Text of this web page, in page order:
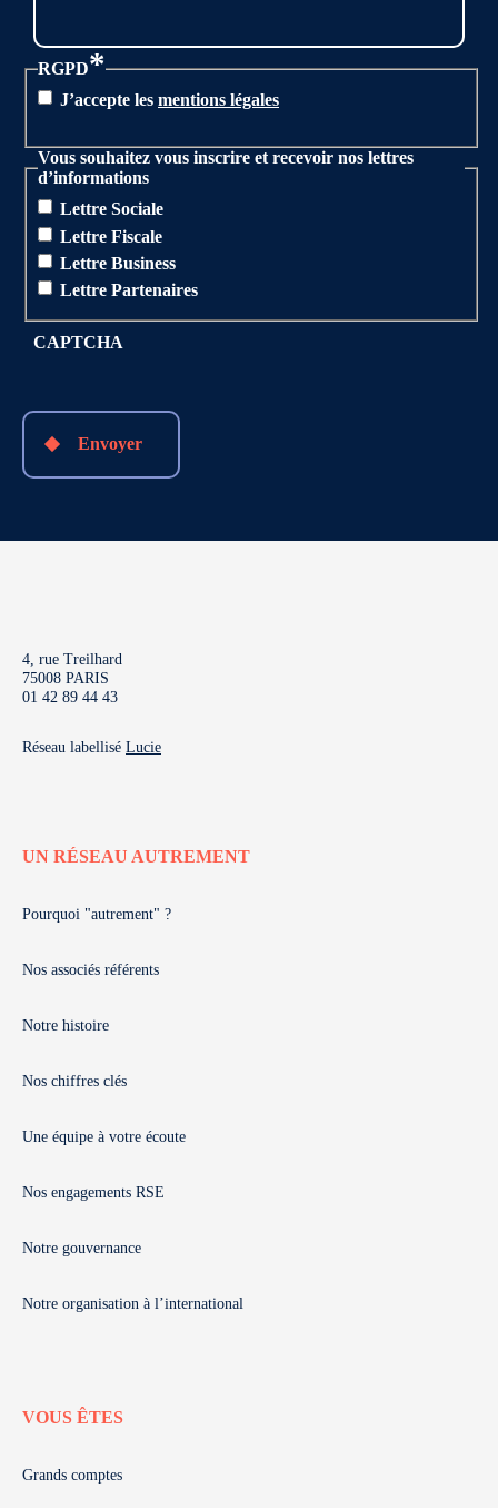
RGPD*
J’accepte les mentions légales
Vous souhaitez vous inscrire et recevoir nos lettres
d’informations
Lettre Sociale
Lettre Fiscale
Lettre Business
Lettre Partenaires
CAPTCHA
Envoyer
4, rue Treilhard
75008 PARIS
01 42 89 44 43
Réseau labellisé Lucie
UN RÉSEAU AUTREMENT
Pourquoi "autrement" ?
Nos associés référents
Notre histoire
Nos chiffres clés
Une équipe à votre écoute
Nos engagements RSE
Notre gouvernance
Notre organisation à l’international
VOUS ÊTES
Grands comptes